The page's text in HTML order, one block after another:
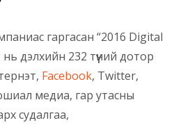
гаргасан “2016 Digital
дэлхийн 232 түүний дотор
Facebook, Twitter,
медиа, гар утасны
судалгаа,